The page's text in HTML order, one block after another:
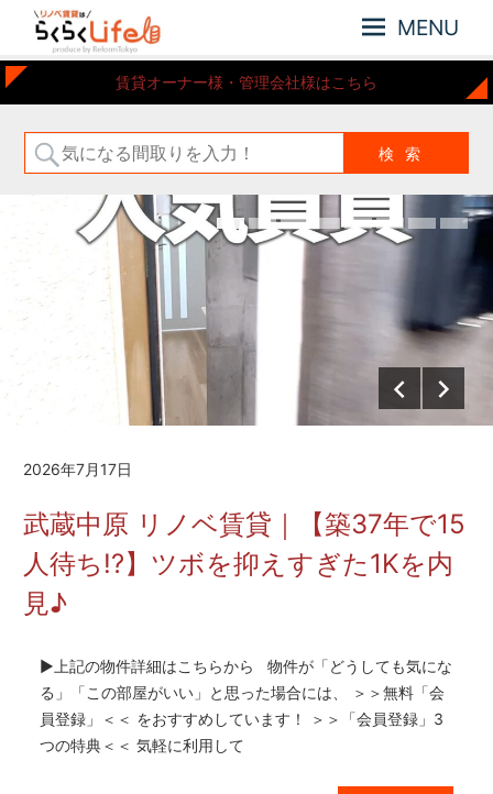
ノ
ベ
賃
ら
元
近
郊
シ
網
羅
し
た
お
屋
MENU
賃貸オーナー様・管理会社様はこちら
2026年7月17日
武蔵中原 リノベ賃貸｜【築37年で15
人待ち!?】ツボを抑えすぎた1Kを内
見♪
▶上記の物件詳細はこちらから 物件が「どうしても気にな
る」「この部屋がいい」と思った場合には、 ＞＞無料「会
員登録」＜＜ をおすすめしています！ ＞＞「会員登録」3
つの特典＜＜ 気軽に利用して